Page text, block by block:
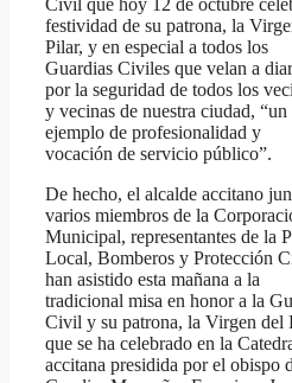
festividad de su patrona, la
Pilar, y en especial a todos los
Guardias Civiles que velan a
por la seguridad de todos los
y vecinas de nuestra ciudad, “un
ejemplo de profesionalidad y
vocación de servicio público”.
De hecho, el alcalde accitano
varios miembros de la
Municipal, representantes de la
Local, Bomberos y Protección
han asistido esta mañana a la
tradicional misa en honor a la
Civil y su patrona, la Virgen del
que se ha celebrado en la
accitana presidida por el obispo